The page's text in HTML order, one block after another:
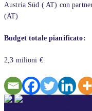
Austria Süd ( AT) con
(AT)
Budget totale pianificato:
2,3 milioni €